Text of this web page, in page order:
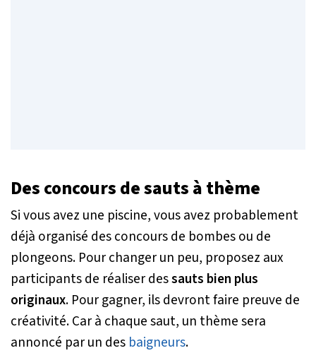
Des concours de sauts à thème
Si vous avez une piscine, vous avez probablement
déjà organisé des concours de bombes ou de
plongeons. Pour changer un peu, proposez aux
participants de réaliser dessauts bien plus
originaux. Pour gagner, ils devront faire preuve de
créativité. Car à chaque saut, un thème sera
annoncé par un des baigneurs.